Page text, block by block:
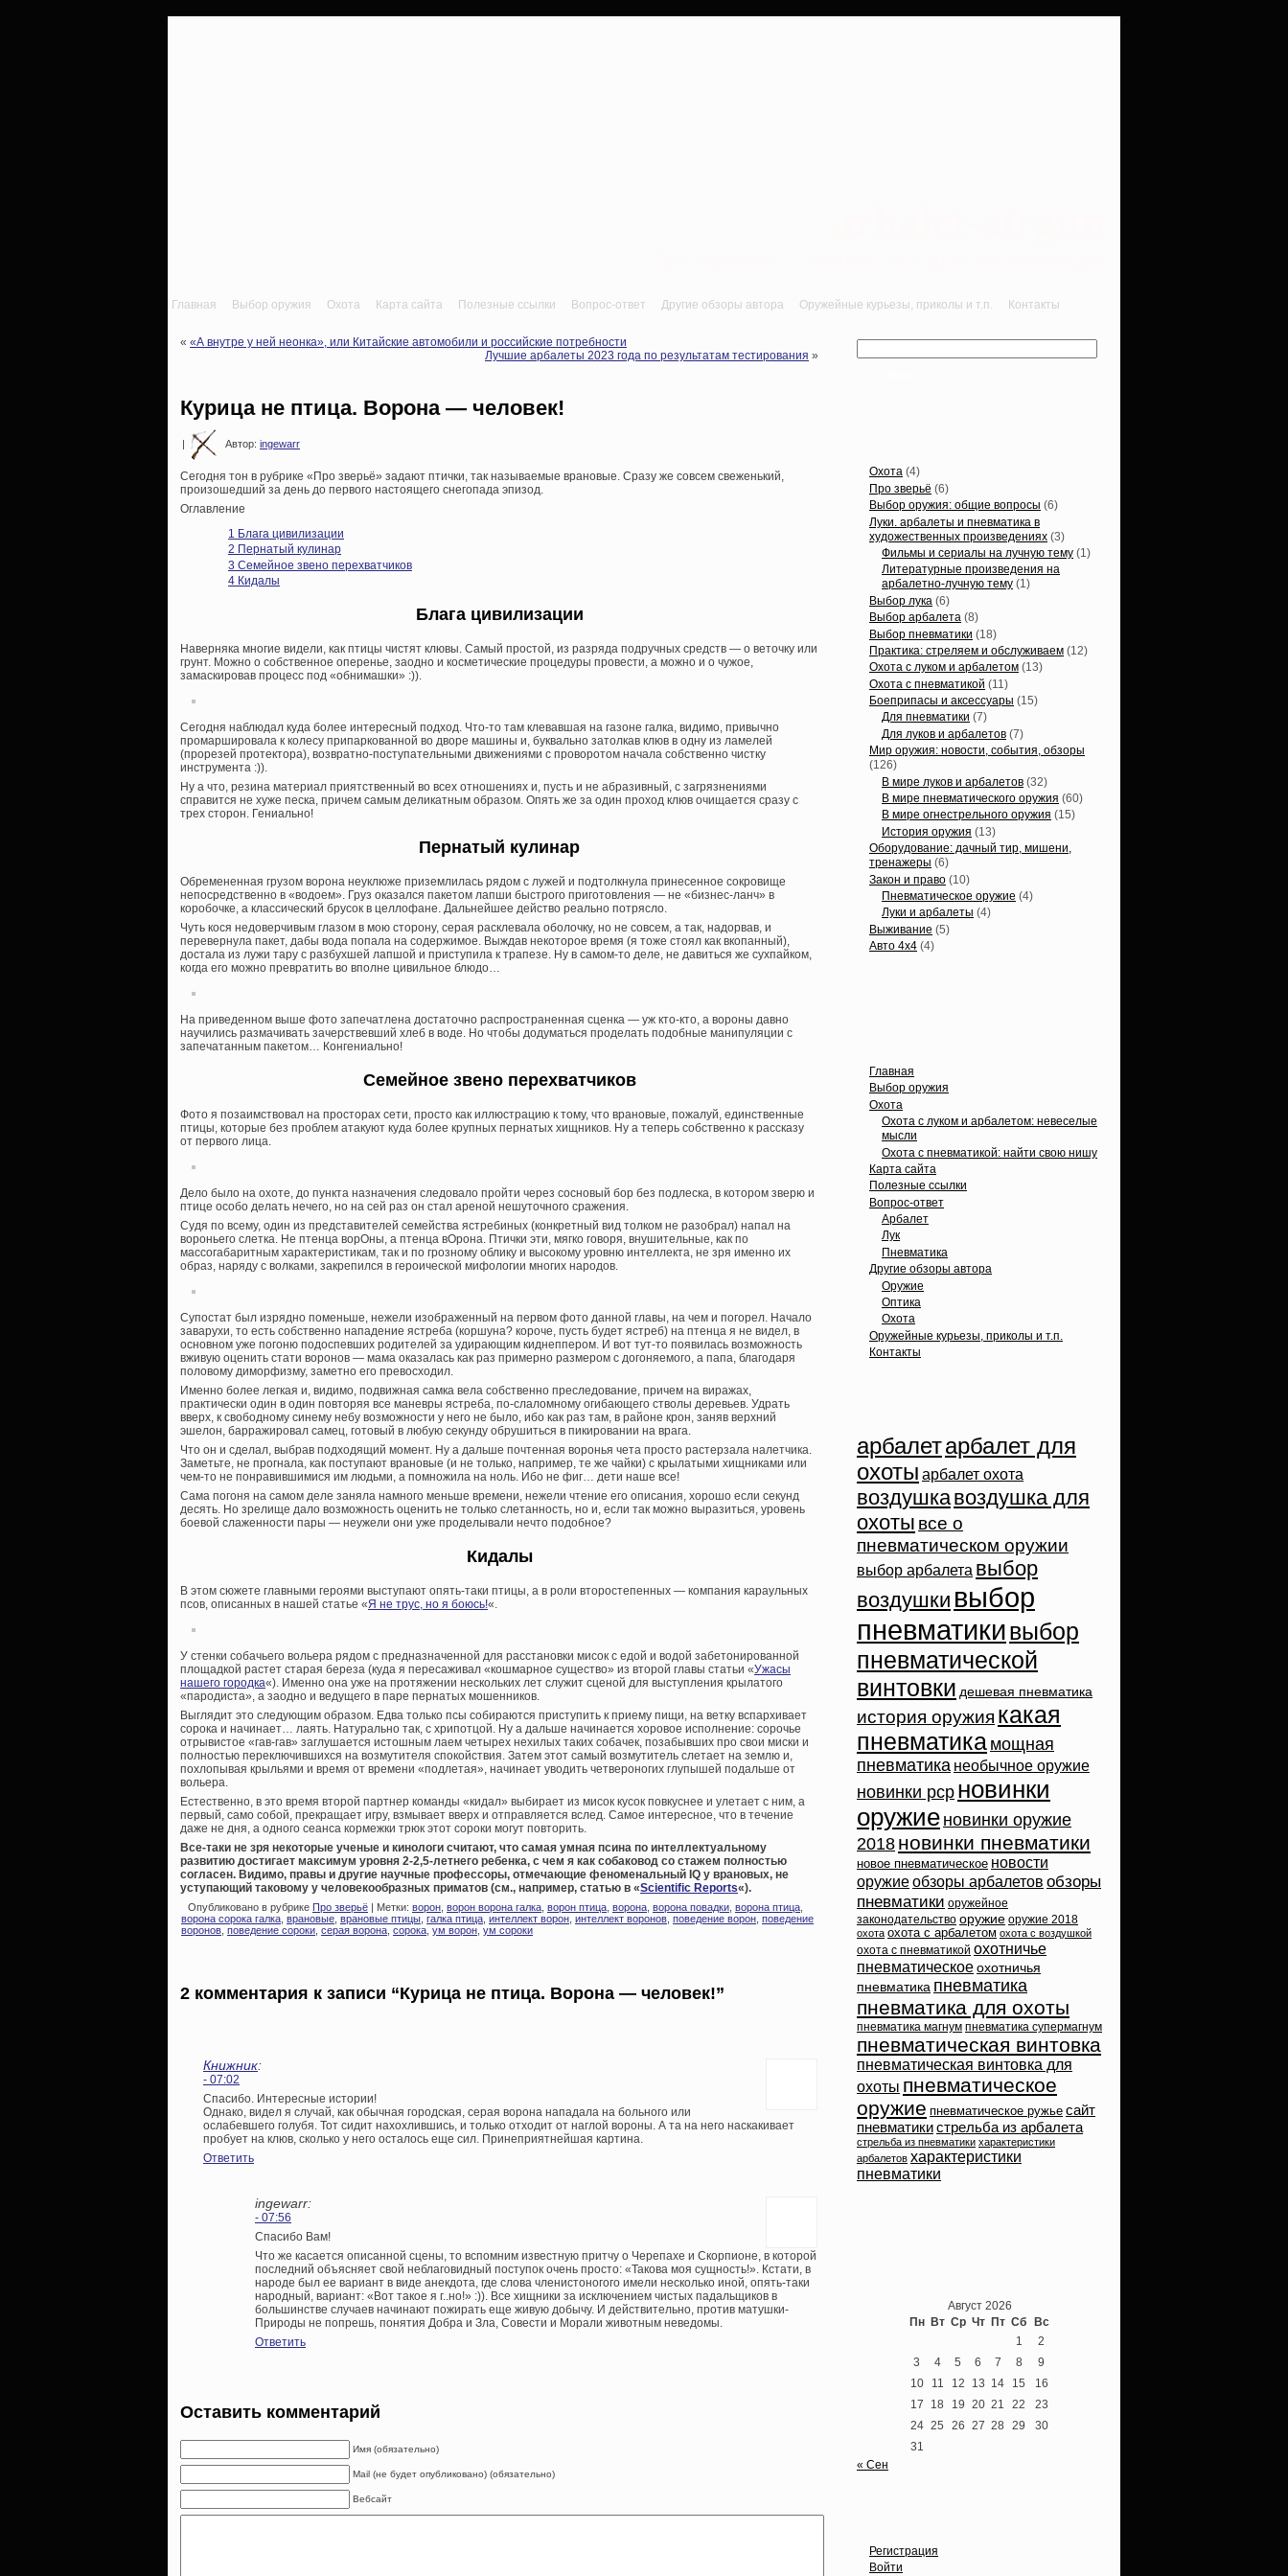
Главная Выбор оружия Охота Карта сайта Полезные ссылки Вопрос-ответ Другие обзоры автора Оружейные курьезы, приколы и т.п. Контакты
« «А внутре у ней неонка», или Китайские автомобили и российские потребности
Лучшие арбалеты 2023 года по результатам тестирования »
Курица не птица. Ворона — человек!
| Автор: ingewarr
Сегодня тон в рубрике «Про зверьё» задают птички, так называемые врановые. Сразу же совсем свеженький,
произошедший за день до первого настоящего снегопада эпизод.
Оглавление
1 Блага цивилизации
2 Пернатый кулинар
3 Семейное звено перехватчиков
4 Кидалы
Блага цивилизации
Наверняка многие видели, как птицы чистят клювы. Самый простой, из разряда подручных средств — о веточку или
грунт. Можно о собственное оперенье, заодно и косметические процедуры провести, а можно и о чужое,
замаскировав процесс под «обнимашки» :)).
Сегодня наблюдал куда более интересный подход. Что-то там клевавшая на газоне галка, видимо, привычно
промаршировала к колесу припаркованной во дворе машины и, буквально затолкав клюв в одну из ламелей
(прорезей протектора), возвратно-поступательными движениями с проворотом начала собственно чистку
инструмента :)).
Ну а что, резина материал приятственный во всех отношениях и, пусть и не абразивный, с загрязнениями
справится не хуже песка, причем самым деликатным образом. Опять же за один проход клюв очищается сразу с
трех сторон. Гениально!
Пернатый кулинар
Обремененная грузом ворона неуклюже приземлилась рядом с лужей и подтолкнула принесенное сокровище
непосредственно в «водоем». Груз оказался пакетом лапши быстрого приготовления — не «бизнес-ланч» в
коробочке, а классический брусок в целлофане. Дальнейшее действо реально потрясло.
Чуть кося недоверчивым глазом в мою сторону, серая расклевала оболочку, но не совсем, а так, надорвав, и
перевернула пакет, дабы вода попала на содержимое. Выждав некоторое время (я тоже стоял как вкопанный),
достала из лужи тару с разбухшей лапшой и приступила к трапезе. Ну в самом-то деле, не давиться же сухпайком,
когда его можно превратить во вполне цивильное блюдо…
На приведенном выше фото запечатлена достаточно распространенная сценка — уж кто-кто, а вороны давно
научились размачивать зачерствевший хлеб в воде. Но чтобы додуматься проделать подобные манипуляции с
запечатанным пакетом… Конгениально!
Семейное звено перехватчиков
Фото я позаимствовал на просторах сети, просто как иллюстрацию к тому, что врановые, пожалуй, единственные
птицы, которые без проблем атакуют куда более крупных пернатых хищников. Ну а теперь собственно к рассказу
от первого лица.
Дело было на охоте, до пункта назначения следовало пройти через сосновый бор без подлеска, в котором зверю и
птице особо делать нечего, но на сей раз он стал ареной нешуточного сражения.
Судя по всему, один из представителей семейства ястребиных (конкретный вид толком не разобрал) напал на
вороньего слетка. Не птенца ворОны, а птенца вОрона. Птички эти, мягко говоря, внушительные, как по
массогабаритным характеристикам, так и по грозному облику и высокому уровню интеллекта, не зря именно их
образ, наряду с волками, закрепился в героической мифологии многих народов.
Супостат был изрядно поменьше, нежели изображенный на первом фото данной главы, на чем и погорел. Начало
заварухи, то есть собственно нападение ястреба (коршуна? короче, пусть будет ястреб) на птенца я не видел, в
основном уже погоню подоспевших родителей за удирающим киднеппером. И вот тут-то появилась возможность
вживую оценить стати воронов — мама оказалась как раз примерно размером с догоняемого, а папа, благодаря
половому диморфизму, заметно его превосходил.
Именно более легкая и, видимо, подвижная самка вела собственно преследование, причем на виражах,
практически один в один повторяя все маневры ястреба, по-слаломному огибающего стволы деревьев. Удрать
вверх, к свободному синему небу возможности у него не было, ибо как раз там, в районе крон, заняв верхний
эшелон, барражировал самец, готовый в любую секунду обрушиться в пикировании на врага.
Что он и сделал, выбрав подходящий момент. Ну а дальше почтенная воронья чета просто растерзала налетчика.
Заметьте, не прогнала, как поступают врановые (и не только, например, те же чайки) с крылатыми хищниками или
чем-то не понравившимися им людьми, а помножила на ноль. Ибо не фиг… дети наше все!
Сама погоня на самом деле заняла намного меньше времени, нежели чтение его описания, хорошо если секунд
десять. Но зрелище дало возможность оценить не только слетанность, но и, если так можно выразиться, уровень
боевой слаженности пары — неужели они уже проделывали нечто подобное?
Кидалы
В этом сюжете главными героями выступают опять-таки птицы, а в роли второстепенных — компания караульных
псов, описанных в нашей статье «Я не трус, но я боюсь!«.
У стенки собачьего вольера рядом с предназначенной для расстановки мисок с едой и водой забетонированной
площадкой растет старая береза (куда я пересаживал «кошмарное существо» из второй главы статьи «Ужасы
нашего городка«). Именно она уже на протяжении нескольких лет служит сценой для выступления крылатого
«пародиста», а заодно и ведущего в паре пернатых мошенников.
Выглядит это следующим образом. Едва только псы собираются приступить к приему пищи, на ветку вспархивает
сорока и начинает… лаять. Натурально так, с хрипотцой. Ну а дальше начинается хоровое исполнение: сорочье
отрывистое «гав-гав» заглушается истошным лаем четырех нехилых таких собачек, позабывших про свои миски и
полностью переключившихся на возмутителя спокойствия. Затем этот самый возмутитель слетает на землю и,
похлопывая крыльями и время от времени «подлетая», начинает уводить четвероногих глупышей подальше от
вольера.
Естественно, в это время второй партнер команды «кидал» выбирает из мисок кусок повкуснее и улетает с ним, а
первый, само собой, прекращает игру, взмывает вверх и отправляется вслед. Самое интересное, что в течение
даже не дня, а одного сеанса кормежки трюк этот сороки могут повторить.
Все-таки не зря некоторые ученые и кинологи считают, что самая умная псина по интеллектуальному
развитию достигает максимум уровня 2-2,5-летнего ребенка, с чем я как собаковод со стажем полностью
согласен. Видимо, правы и другие научные профессоры, отмечающие феноменальный IQ у врановых, не
уступающий таковому у человекообразных приматов (см., например, статью в «Scientific Reports«).
Опубликовано в рубрике Про зверьё | Метки: ворон ворон ворона галка ворон птица ворона ворона повадки ворона птица
ворона сорока галка врановые врановые птицы галка птица интеллект ворон интеллект воронов поведение ворон поведение
воронов поведение сороки серая ворона сорока ум ворон ум сороки
2 комментария к записи “Курица не птица. Ворона — человек!”
Книжник:
- 07:02
Спасибо. Интересные истории!
Однако, видел я случай, как обычная городская, серая ворона нападала на больного или
ослабевшего голубя. Тот сидит нахохлившись, и только отходит от наглой вороны. А та на него наскакивает
пробует на клюв, сколько у него осталось еще сил. Принеприятнейшая картина.
Ответить
ingewarr:
- 07:56
Спасибо Вам!
Что же касается описанной сцены, то вспомним известную притчу о Черепахе и Скорпионе, в которой
последний объясняет свой неблаговидный поступок очень просто: «Такова моя сущность!». Кстати, в
народе был ее вариант в виде анекдота, где слова членистоногого имели несколько иной, опять-таки
народный, вариант: «Вот такое я г..но!» :)). Все хищники за исключением чистых падальщиков в
большинстве случаев начинают пожирать еще живую добычу. И действительно, против матушки-
Природы не попрешь, понятия Добра и Зла, Совести и Морали животным неведомы.
Ответить
Оставить комментарий
Имя (обязательно)
Mail (не будет опубликовано) (обязательно)
Вебсайт
Охота (4)
Про зверьё (6)
Выбор оружия: общие вопросы (6)
Луки. арбалеты и пневматика в
художественных произведениях (3)
Фильмы и сериалы на лучную тему (1)
Литературные произведения на
арбалетно-лучную тему (1)
Выбор лука (6)
Выбор арбалета (8)
Выбор пневматики (18)
Практика: стреляем и обслуживаем (12)
Охота с луком и арбалетом (13)
Охота с пневматикой (11)
Боеприпасы и аксессуары (15)
Для пневматики (7)
Для луков и арбалетов (7)
Мир оружия: новости, события, обзоры
(126)
В мире луков и арбалетов (32)
В мире пневматического оружия (60)
В мире огнестрельного оружия (15)
История оружия (13)
Оборудование: дачный тир, мишени,
тренажеры (6)
Закон и право (10)
Пневматическое оружие (4)
Луки и арбалеты (4)
Выживание (5)
Авто 4х4 (4)
Главная
Выбор оружия
Охота
Охота с луком и арбалетом: невеселые
мысли
Охота с пневматикой: найти свою нишу
Карта сайта
Полезные ссылки
Вопрос-ответ
Арбалет
Лук
Пневматика
Другие обзоры автора
Оружие
Оптика
Охота
Оружейные курьезы, приколы и т.п.
Контакты
арбалетарбалет для
охоты арбалет охота
воздушкавоздушка для
охоты все о
пневматическом оружии
выбор арбалета выбор
воздушки выбор
пневматикивыбор
пневматической
винтовки дешевая пневматика
история оружия какая
пневматика мощная
пневматика необычное оружие
новинки pcp новинки
оружие новинки оружие
2018 новинки пневматики
новое пневматическое новости
оружиеобзоры арбалетов обзоры
пневматики оружейное
законодательство оружие оружие 2018
охота охота с арбалетом охота с воздушкой
охота с пневматикой охотничье
пневматическое охотничья
пневматика пневматика
пневматика для охоты
пневматика магнум пневматика супермагнум
пневматическая винтовка
пневматическая винтовка для
охоты пневматическое
оружие пневматическое ружье сайт
пневматикистрельба из арбалета
стрельба из пневматики характеристики
арбалетов характеристики
пневматики
Август 2026
Пн Вт Ср Чт Пт Сб Вс
1
2
3
4 5 6 7 8
9
10
11 12 13 14 15
16
17
18 19 20 21 22
23
24 25 26 27 28 29
30
31
« Сен
Регистрация
Войти